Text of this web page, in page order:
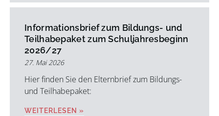
Informationsbrief zum Bildungs- und
Teilhabepaket zum Schuljahresbeginn
2026/27
27. Mai 2026
Hier finden Sie den Elternbrief zum Bildungs-
und Teilhabepaket:
WEITERLESEN »